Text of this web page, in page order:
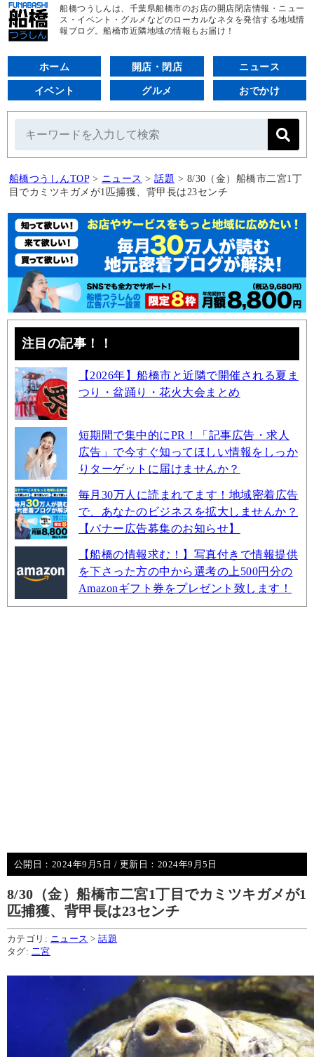
船橋つうしんは、千葉県船橋市のお店の開店閉店情報・ニュー
ス・イベント・グルメなどのローカルなネタを発信する地域情
報ブログ。船橋市近隣地域の情報もお届け！
ホーム 開店・閉店 ニュース
イベント グルメ おでかけ
船橋つうしんTOP > ニュース > 話題 > 8/30（金）船橋市二宮1丁
目でカミツキガメが1匹捕獲、背甲長は23センチ
注目の記事！！
【2026年】船橋市と近隣で開催される夏ま
つり・盆踊り・花火大会まとめ
短期間で集中的にPR！「記事広告・求人
広告」で今すぐ知ってほしい情報をしっか
りターゲットに届けませんか？
毎月30万人に読まれてます！地域密着広告
で、あなたのビジネスを拡大しませんか？
【バナー広告募集のお知らせ】
【船橋の情報求む！】写真付きで情報提供
を下さった方の中から選考の上500円分の
Amazonギフト券をプレゼント致します！
公開日： 2024年9月5日 / 更新日： 2024年9月5日
8/30（金）船橋市二宮1丁目でカミツキガメが1
匹捕獲、背甲長は23センチ
カテゴリ: ニュース >話題
タグ: 二宮